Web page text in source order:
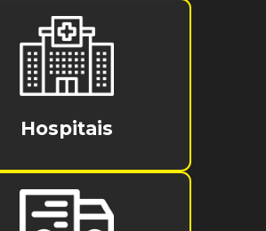
Hospitais